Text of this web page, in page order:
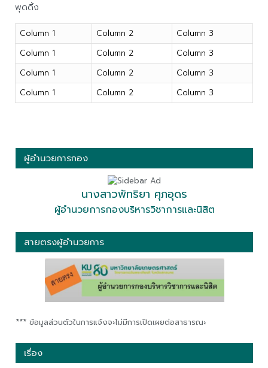
พุดดิ้ง
Column 1 Column 2
Column 3
Column 1
Column 2
Column 3
Column 1
Column 2
Column 3
Column 1
Column 2 Column 3
ผู้อำนวยการกอง
นางสาวพัทริยา ศุภอุดร
ผู้อำนวยการกองบริหารวิชาการและนิสิต
สายตรงผู้อำนวยการ
*** ข้อมูลส่วนตัวในการแจ้งจะไม่มีการเปิดเผยต่อสาธารณะ
เรื่อง